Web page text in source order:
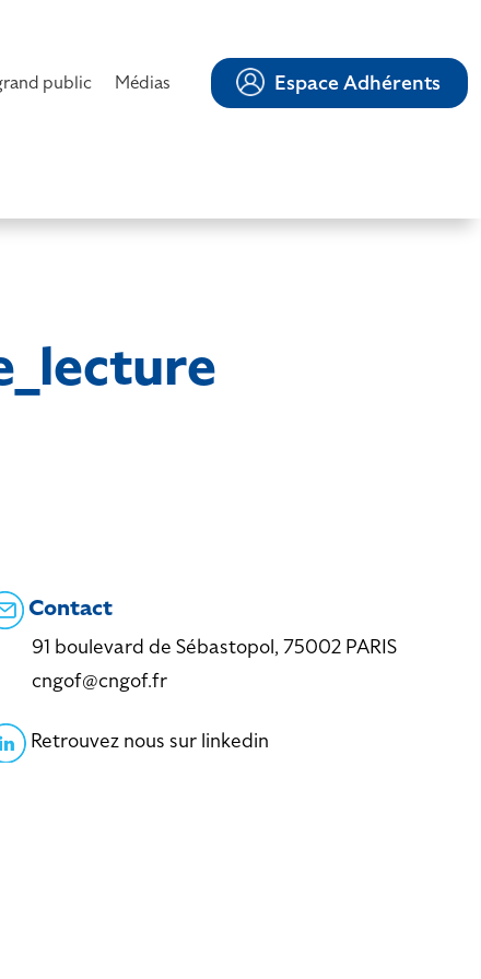
public Médias Espace Adhérents
Contact
91 boulevard de Sébastopol, 75002 PARIS
cngof@cngof.fr
Retrouvez nous sur linkedin